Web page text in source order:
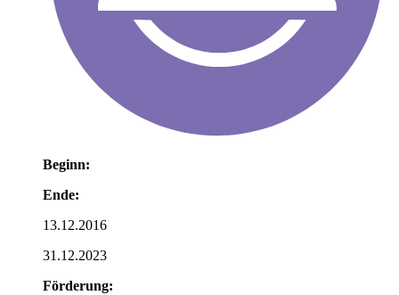
Beginn:
Ende:
13.12.2016
31.12.2023
Förderung: